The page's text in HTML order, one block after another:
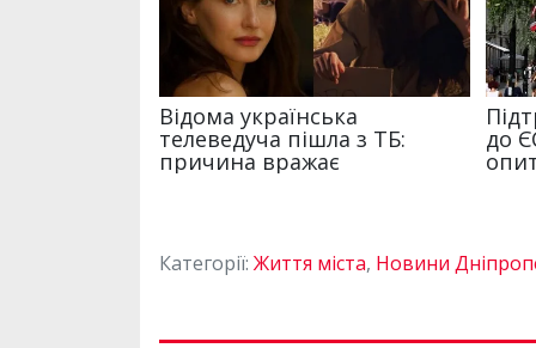
Категорії: Життя міста, Новини